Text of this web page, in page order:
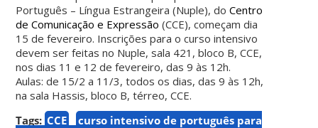
Português – Língua Estrangeira (Nuple), doCentro
de Comunicação e Expressão (CCE), começam dia
15 de fevereiro. Inscrições para o curso intensivo
devem ser feitas no Nuple, sala 421, bloco B, CCE,
nos dias 11 e 12 de fevereiro, das 9 às 12h.
Aulas: de 15/2 a 11/3, todos os dias, das 9 às 12h,
na sala Hassis, bloco B, térreo, CCE.
Tags: CCE
curso intensivo de português para